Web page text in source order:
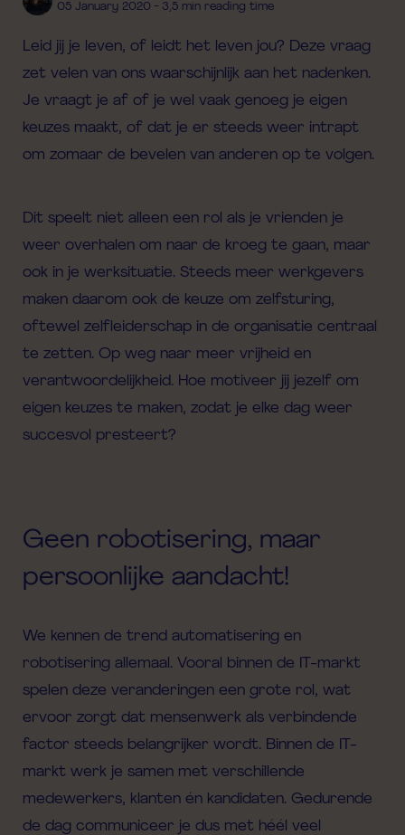
05 January 2020 - 3,5 min reading time
Leid jij je leven, of leidt het leven jou? Deze vraag
zet velen van ons waarschijnlijk aan het nadenken.
Je vraagt je af of je wel vaak genoeg je eigen
keuzes maakt, of dat je er steeds weer intrapt
om zomaar de bevelen van anderen op te volgen.
Dit speelt niet alleen een rol als je vrienden je
weer overhalen om naar de kroeg te gaan, maar
ook in je werksituatie. Steeds meer werkgevers
maken daarom ook de keuze om zelfsturing,
oftewel zelfleiderschap in de organisatie centraal
te zetten. Op weg naar meer vrijheid en
verantwoordelijkheid. Hoe motiveer jij jezelf om
eigen keuzes te maken, zodat je elke dag weer
succesvol presteert?
Geen robotisering, maar
persoonlijke aandacht!
We kennen de trend automatisering en
robotisering allemaal. Vooral binnen de IT-markt
spelen deze veranderingen een grote rol, wat
ervoor zorgt dat mensenwerk als verbindende
factor steeds belangrijker wordt. Binnen de IT-
markt werk je samen met verschillende
medewerkers, klanten én kandidaten. Gedurende
de dag communiceer je dus met héél veel